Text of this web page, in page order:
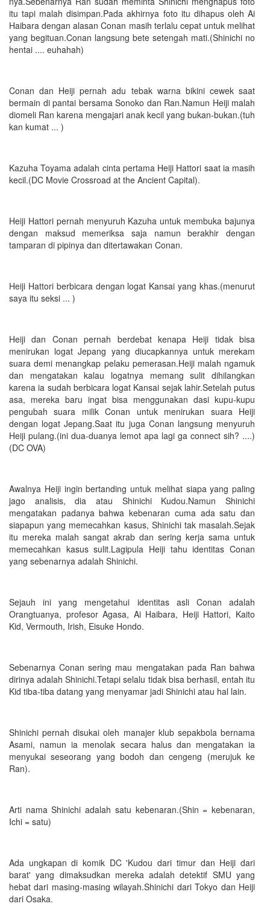
itu tapi malah disimpan.Pada akhirnya foto itu dihapus oleh Ai
Haibara dengan alasan Conan masih terlalu cepat untuk melihat
yang begituan.Conan langsung bete setengah mati.(Shinichi no
hentai .... euhahah)
Conan dan Heiji pernah adu tebak warna bikini cewek saat
bermain di pantai bersama Sonoko dan Ran.Namun Heiji malah
diomeli Ran karena mengajari anak kecil yang bukan-bukan.(tuh
kan kumat ... )
Kazuha Toyama adalah cinta pertama Heiji Hattori saat ia masih
kecil.(DC Movie Crossroad at the Ancient Capital).
Heiji Hattori pernah menyuruh Kazuha untuk membuka bajunya
dengan maksud memeriksa saja namun berakhir dengan
tamparan di pipinya dan ditertawakan Conan.
Heiji Hattori berbicara dengan logat Kansai yang khas.(menurut
saya itu seksi ... )
Heiji dan Conan pernah berdebat kenapa Heiji tidak bisa
menirukan logat Jepang yang diucapkannya untuk merekam
suara demi menangkap pelaku pemerasan.Heiji malah ngamuk
dan mengatakan kalau logatnya memang sulit dihilangkan
karena ia sudah berbicara logat Kansai sejak lahir.Setelah putus
asa, mereka baru ingat bisa menggunakan dasi kupu-kupu
pengubah suara milik Conan untuk menirukan suara Heiji
dengan logat Jepang.Saat itu juga Conan langsung menyuruh
Heiji pulang.(ini dua-duanya lemot apa lagi ga connect sih? ....)
(DC OVA)
Awalnya Heiji ingin bertanding untuk melihat siapa yang paling
jago analisis, dia atau Shinichi Kudou.Namun Shinichi
mengatakan padanya bahwa kebenaran cuma ada satu dan
siapapun yang memecahkan kasus, Shinichi tak masalah.Sejak
itu mereka malah sangat akrab dan sering kerja sama untuk
memecahkan kasus sulit.Lagipula Heiji tahu identitas Conan
yang sebenarnya adalah Shinichi.
Sejauh ini yang mengetahui identitas asli Conan adalah
Orangtuanya, profesor Agasa, Ai Haibara, Heiji Hattori, Kaito
Kid, Vermouth, Irish, Eisuke Hondo.
Sebenarnya Conan sering mau mengatakan pada Ran bahwa
dirinya adalah Shinichi.Tetapi selalu tidak bisa berhasil, entah itu
Kid tiba-tiba datang yang menyamar jadi Shinichi atau hal lain.
Shinichi pernah disukai oleh manajer klub sepakbola bernama
Asami, namun ia menolak secara halus dan mengatakan ia
menyukai seseorang yang bodoh dan cengeng (merujuk ke
Ran).
Arti nama Shinichi adalah satu kebenaran.(Shin = kebenaran,
Ichi = satu)
Ada ungkapan di komik DC 'Kudou dari timur dan Heiji dari
barat' yang dimaksudkan mereka adalah detektif SMU yang
hebat dari masing-masing wilayah.Shinichi dari Tokyo dan Heiji
dari Osaka.